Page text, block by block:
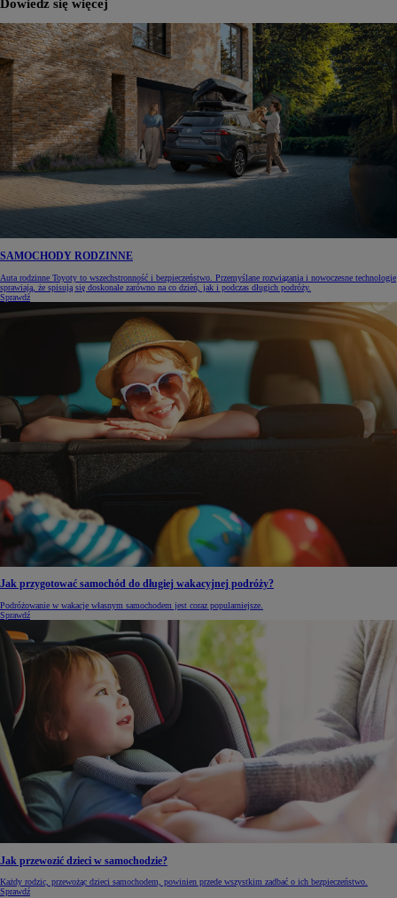
Dowiedz się więcej
SAMOCHODY RODZINNE
Auta rodzinne Toyoty to wszechstronność i bezpieczeństwo. Przemyślane rozwiązania i nowoczesne technologie
sprawiają, że spisują się doskonale zarówno na co dzień, jak i podczas długich podróży.
Sprawdź
Jak przygotować samochód do długiej wakacyjnej podróży?
Podróżowanie w wakacje własnym samochodem jest coraz popularniejsze.
Sprawdź
Jak przewozić dzieci w samochodzie?
Każdy rodzic, przewożąc dzieci samochodem, powinien przede wszystkim zadbać o ich bezpieczeństwo.
Sprawdź